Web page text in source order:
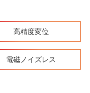
高精度変位
電磁ノイズレス